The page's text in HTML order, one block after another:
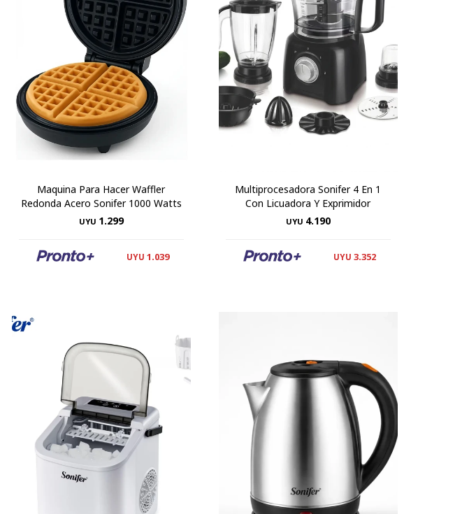
Maquina Para Hacer Waffler
Redonda Acero Sonifer 1000 Watts
UYU 1.299
UYU 1.039
Multiprocesadora Sonifer 4 En 1
Con Licuadora Y Exprimidor
UYU 4.190
UYU 3.352